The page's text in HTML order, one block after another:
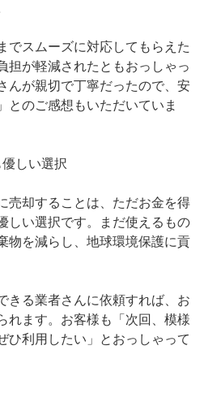
でスムーズに対応してもらえた
担が軽減されたともおっしゃっ
んが親切で丁寧だったので、安
とのご感想もいただいていま
しい選択
売却することは、ただお金を得
しい選択です。まだ使えるもの
物を減らし、地球環境保護に貢
きる業者さんに依頼すれば、お
れます。お客様も「次回、模様
ひ利用したい」とおっしゃって